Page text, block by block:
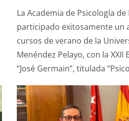
La Academia de Psicología de
participado exitosamente un
cursos de verano de la
Menéndez Pelayo, con la XXII
“José Germain”, titulada